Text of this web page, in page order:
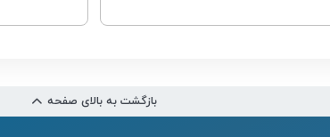
بازگشت به بالای صفحه